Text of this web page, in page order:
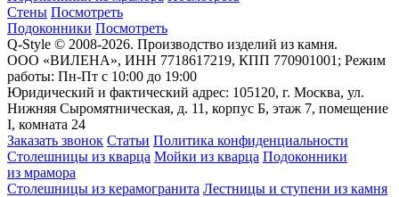
Стены Посмотреть
Подоконники Посмотреть
Q-Style © 2008-2026. Производство изделий из камня.
ООО «ВИЛЕНА», ИНН 7718617219, КПП 770901001; Режим
работы: Пн-Пт с 10:00 до 19:00
Юридический и фактический адрес: 105120, г. Москва, ул.
Нижняя Сыромятническая, д. 11, корпус Б, этаж 7, помещение
I, комната 24
Заказать звонок Статьи Политика конфиденциальности
Столешницы из кварца Мойки из кварца Подоконники
из мрамора
Столешницы из керамогранита Лестницы и ступени из камня